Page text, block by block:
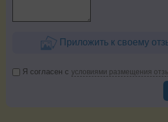
Приложить к своему
Я согласен с условиями размещения